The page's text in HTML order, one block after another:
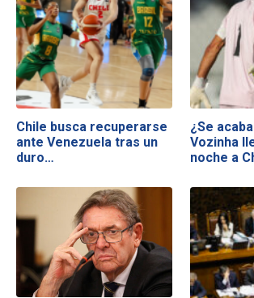
Chile busca recuperarse
ante Venezuela tras un
duro…
¿Se
Vozinha
noche a